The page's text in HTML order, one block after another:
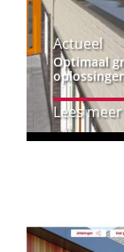
Actueel
Optimaal
Lees